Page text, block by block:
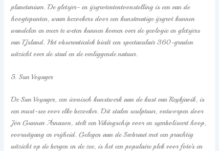
planetarium. De gletsjer- en ijsgrotententoonstelling is een van de
hoogtepunten, waar bezoekers door een kunstmatige ijsgrot kunnen
wandelen en meer te weten kunnen komen over de geologie en gletsjers
van IJsland. Het observatiedek biedt een spectaculair 360-graden
uitzicht over de stad en de omliggende natuur.
5. Sun Voyager
De Sun Voyager, een iconisch kunstwerk aan de kust van Reykjavik, is
een must-see voor elke bezoeker. Dit stalen sculptuur, ontworpen door
Jón Gunnar Árnason, stelt een Vikingschip voor en symboliseert hoop,
vooruitgang en vrijheid. Gelegen aan de Sæbraut met een prachtig
uitzicht op de bergen en de zee, is het een populaire plek voor foto’s en